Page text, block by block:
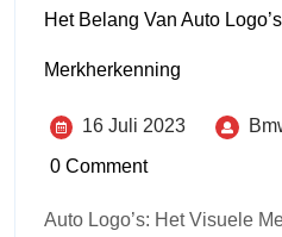
Het Belang Van Auto
Merkherkenning
16 Juli 2023
0 Comment
Auto Logo’s: Het Visuele